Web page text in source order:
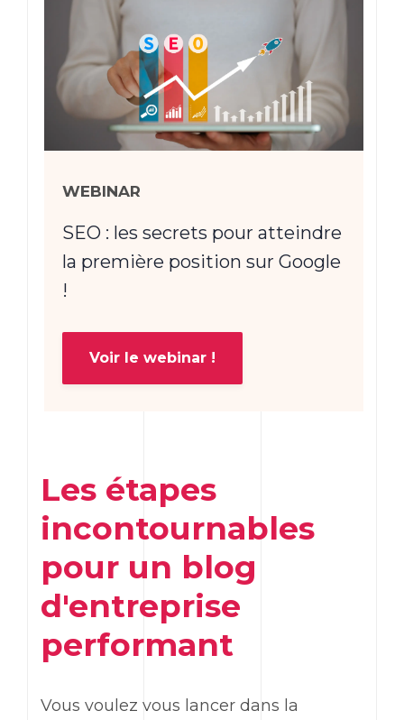
WEBINAR
SEO : les secrets pour atteindre
la première position sur Google
!
Voir le webinar !
Les étapes
incontournables
pour un blog
d'entreprise
performant
Vous voulez vous lancer dans la